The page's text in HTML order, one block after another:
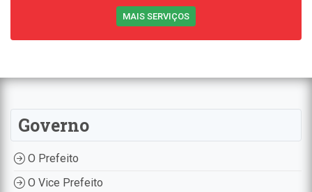
MAIS SERVIÇOS
Governo
O Prefeito
O Vice Prefeito